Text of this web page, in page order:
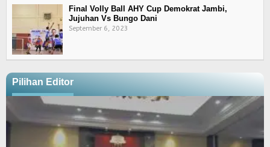
Final Volly Ball AHY Cup Demokrat Jambi,
Jujuhan Vs Bungo Dani
September 6, 2023
Pilihan Editor